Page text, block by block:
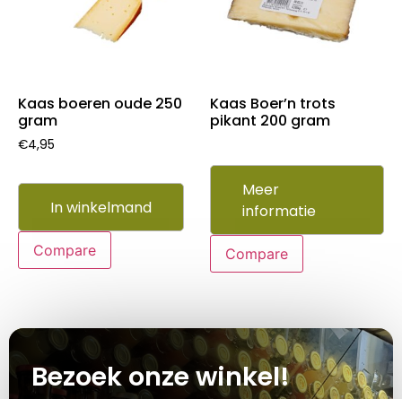
Kaas boeren oude 250
gram
€4,95
In winkelmand
Compare
Kaas Boer’n trots
pikant 200 gram
Meer
informatie
Compare
Bezoek onze winkel!